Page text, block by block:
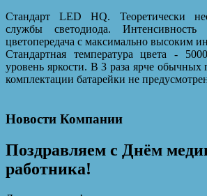
Стандарт LED HQ. Теоретически
службы светодиода. Интенсивность
цветопередача с максимально высоким
Стандартная температура цвета -
уровень яркости. В 3 раза ярче
комплектации батарейки не
Новости Компании
Поздравляем с Днём
работника!